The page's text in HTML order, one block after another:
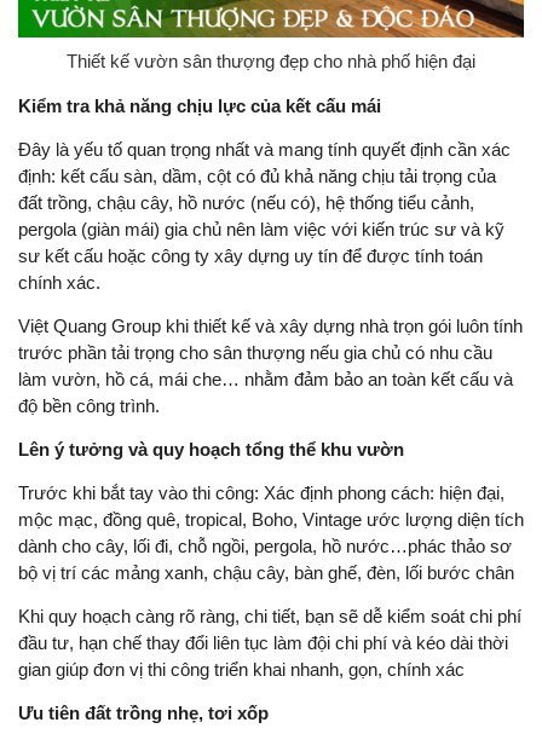
Thiết kế vườn sân thượng đẹp cho nhà phố hiện đại
Kiểm tra khả năng chịu lực của kết cấu mái
Đây là yếu tố quan trọng nhất và mang tính quyết định cần xác
định: kết cấu sàn, dầm, cột có đủ khả năng chịu tải trọng của
đất trồng, chậu cây, hồ nước (nếu có), hệ thống tiểu cảnh,
pergola (giàn mái) gia chủ nên làm việc với kiến trúc sư và kỹ
sư kết cấu hoặc công ty xây dựng uy tín để được tính toán
chính xác.
Việt Quang Group khi thiết kế và xây dựng nhà trọn gói luôn tính
trước phần tải trọng cho sân thượng nếu gia chủ có nhu cầu
làm vườn, hồ cá, mái che… nhằm đảm bảo an toàn kết cấu và
độ bền công trình.
Lên ý tưởng và quy hoạch tổng thể khu vườn
Trước khi bắt tay vào thi công: Xác định phong cách: hiện đại,
mộc mạc, đồng quê, tropical, Boho, Vintage ước lượng diện tích
dành cho cây, lối đi, chỗ ngồi, pergola, hồ nước…phác thảo sơ
bộ vị trí các mảng xanh, chậu cây, bàn ghế, đèn, lối bước chân
Khi quy hoạch càng rõ ràng, chi tiết, bạn sẽ dễ kiểm soát chi phí
đầu tư, hạn chế thay đổi liên tục làm đội chi phí và kéo dài thời
gian giúp đơn vị thi công triển khai nhanh, gọn, chính xác
Ưu tiên đất trồng nhẹ, tơi xốp